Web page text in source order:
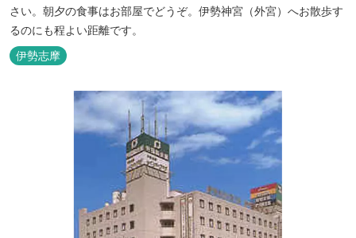
さい。朝夕の食事はお部屋でどうぞ。伊勢神宮（外宮）へお散歩す
るのにも程よい距離です。
伊勢志摩